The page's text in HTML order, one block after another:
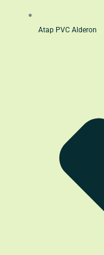
Atap PVC Alderon